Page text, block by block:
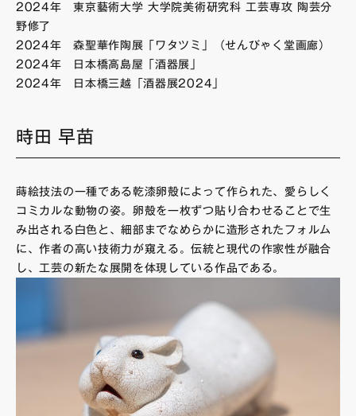
2024年 東京藝術大学 大学院美術研究科 工芸専攻 陶芸分
野修了
2024年 森聖華作陶展「ワタツミ」（せんびゃく堂画廊）
2024年 日本橋高島屋「酒器展」
2024年 日本橋三越「酒器展2024」
時田 早苗
蒔絵技法の一種である乾漆卵殻によって作られた、愛らしく
コミカルな動物の姿。卵殻を一枚ずつ貼り合わせることで生
み出される白色と、細部までなめらかに造形されたフォルム
に、作者の高い技術力が窺える。伝統と現代の作家性が融合
し、工芸の新たな展開を体現している作品である。